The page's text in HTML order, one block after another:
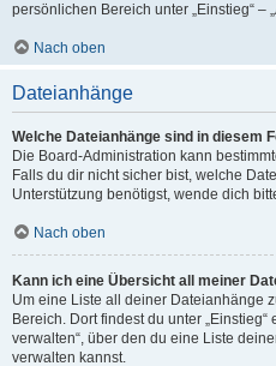
persönlichen Bereich unter „Einstieg“ –
Nach oben
Dateianhänge
Welche Dateianhänge sind in diesem
Die Board-Administration kann
Falls du dir nicht sicher bist, welche
Unterstützung benötigst, wende dich
Nach oben
Kann ich eine Übersicht all meiner
Um eine Liste all deiner Dateianhänge
Bereich. Dort findest du unter
verwalten“, über den du eine Liste
verwalten kannst.